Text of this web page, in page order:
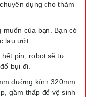
dụng cho thảm
của bạn. Bạn có
lau ướt.
hết pin, robot sẽ tự
bụi đi.
đường kính 320mm
gầm thấp để vệ sinh